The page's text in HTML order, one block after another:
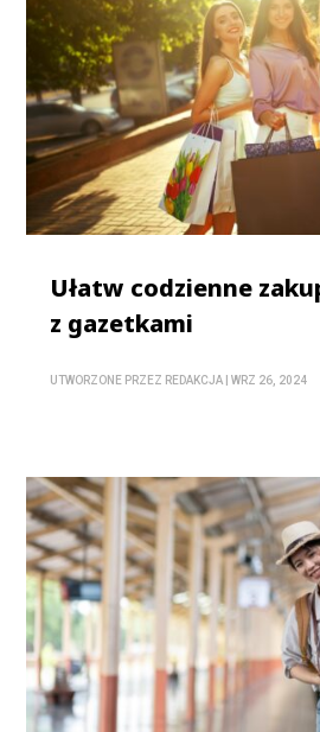
Ułatw codzienne
z gazetkami
UTWORZONE PRZEZ REDAKCJA |WRZ 26, 2024